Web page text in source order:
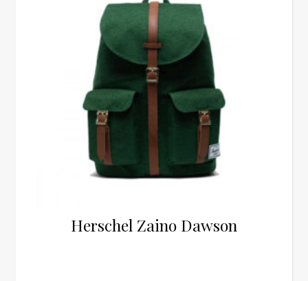
Herschel Zaino Dawson